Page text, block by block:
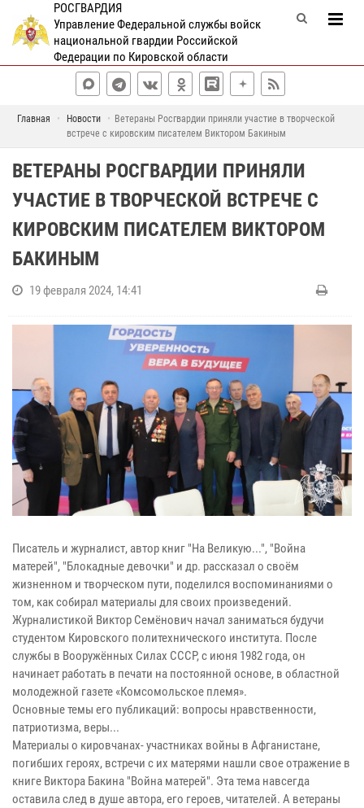
РОСГВАРДИЯ
Управление Федеральной службы войск
национальной гвардии Российской
Федерации по Кировской области
Главная Новости
Ветераны Росгвардии приняли участие в творческой
встрече с кировским писателем Виктором Бакиным
ВЕТЕРАНЫ РОСГВАРДИИ ПРИНЯЛИ
УЧАСТИЕ В ТВОРЧЕСКОЙ ВСТРЕЧЕ С
КИРОВСКИМ ПИСАТЕЛЕМ ВИКТОРОМ
БАКИНЫМ
19 февраля 2024, 14:41
Писатель и журналист, автор книг "На Великую...", "Война
матерей", "Блокадные девочки" и др. рассказал о своём
жизненном и творческом пути, поделился воспоминаниями о
том, как собирал материалы для своих произведений.
Журналистикой Виктор Семёнович начал заниматься будучи
студентом Кировского политехнического института. После
службы в Вооружённых Силах СССР, с июня 1982 года, он
начинает работать в печати на постоянной основе, в областной
молодежной газете «Комсомольское племя».
Основные темы его публикаций: вопросы нравственности,
патриотизма, веры...
Материалы о кировчанах- участниках войны в Афганистане,
погибших героях, встречи с их матерями нашли свое отражение в
книге Виктора Бакина "Война матерей". Эта тема навсегда
оставила след в душе автора, его героев, читателей. А ветераны